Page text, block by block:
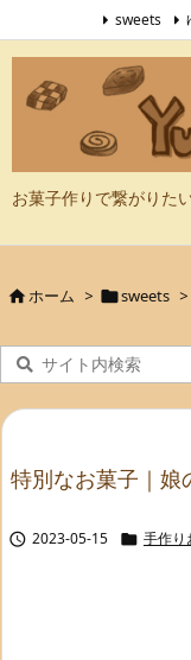
お菓子作りで繋がりた
sweets
ホーム > sweets >
特別なお菓子｜娘
 2023-05-15  手作り